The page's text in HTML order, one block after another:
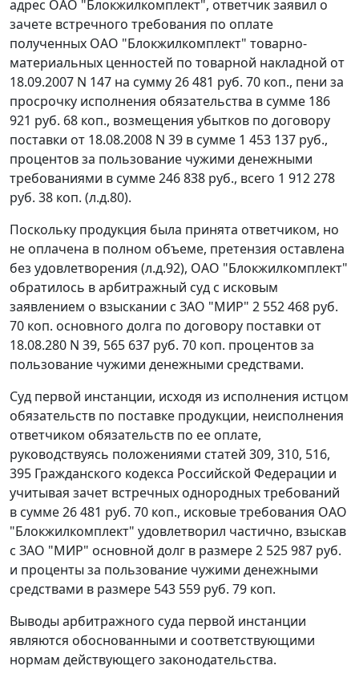
адрес ОАО "Блокжилкомплект", ответчик заявил о
зачете встречного требования по оплате
полученных ОАО "Блокжилкомплект" товарно-
материальных ценностей по товарной накладной от
18.09.2007 N 147 на сумму 26 481 руб. 70 коп., пени за
просрочку исполнения обязательства в сумме 186
921 руб. 68 коп., возмещения убытков по договору
поставки от 18.08.2008 N 39 в сумме 1 453 137 руб.,
процентов за пользование чужими денежными
требованиями в сумме 246 838 руб., всего 1 912 278
руб. 38 коп. (л.д.80).
Поскольку продукция была принята ответчиком, но
не оплачена в полном объеме, претензия оставлена
без удовлетворения (л.д.92), ОАО "Блокжилкомплект"
обратилось в арбитражный суд с исковым
заявлением о взыскании с ЗАО "МИР" 2 552 468 руб.
70 коп. основного долга по договору поставки от
18.08.280 N 39, 565 637 руб. 70 коп. процентов за
пользование чужими денежными средствами.
Суд первой инстанции, исходя из исполнения истцом
обязательств по поставке продукции, неисполнения
ответчиком обязательств по ее оплате,
руководствуясь положениями статей 309, 310, 516,
395 Гражданского кодекса Российской Федерации и
учитывая зачет встречных однородных требований
в сумме 26 481 руб. 70 коп., исковые требования ОАО
"Блокжилкомплект" удовлетворил частично, взыскав
с ЗАО "МИР" основной долг в размере 2 525 987 руб.
и проценты за пользование чужими денежными
средствами в размере 543 559 руб. 79 коп.
Выводы арбитражного суда первой инстанции
являются обоснованными и соответствующими
нормам действующего законодательства.